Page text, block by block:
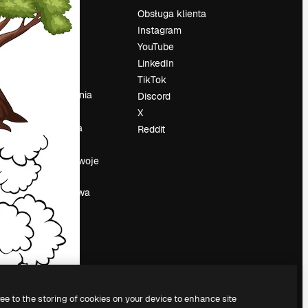
Cennik
O nas
wyszukiwania
Wydarzenia
Slidesgo
Sprzedaj swoje
treści
Sala prasowa
Szukasz
magnific.ai
Obsługa klienta
Instagram
YouTube
LinkedIn
TikTok
Discord
X
Reddit
to the storing of cookies on your device to enhance site